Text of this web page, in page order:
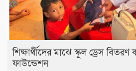
শিক্ষার্থীদের মাঝে স্কুল ড্রেস
ফাউন্ডেশন